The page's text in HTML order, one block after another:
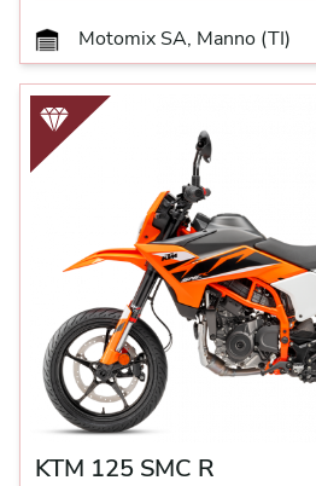
Motomix SA, Manno (TI)
KTM 125 SMC R